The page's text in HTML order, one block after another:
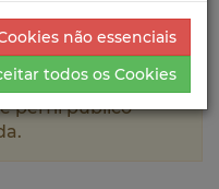
Cardão
Outras
perfil público
não essenciais
todos os Cookies